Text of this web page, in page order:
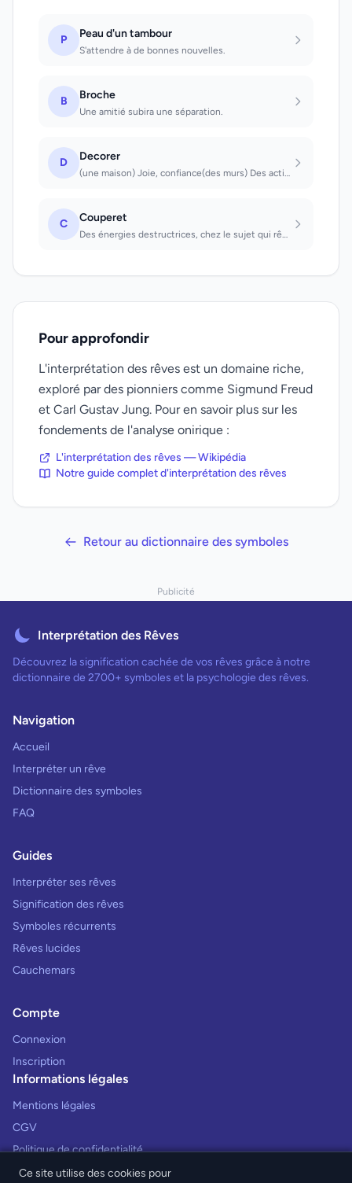
P Peau d'un tambour
S'attendre à de bonnes nouvelles.
B Broche
Une amitié subira une séparation.
D Decorer
(une maison) Joie, confiance(des murs) Des actions accomplies involontairement v...
C Couperet
Des énergies destructrices, chez le sujet qui rêve ou chez des tiers, se fraient...
Pour approfondir
L'interprétation des rêves est un domaine riche,
exploré par des pionniers comme Sigmund Freud
et Carl Gustav Jung. Pour en savoir plus sur les
fondements de l'analyse onirique :
L'interprétation des rêves — Wikipédia
Notre guide complet d'interprétation des rêves
Retour au dictionnaire des symboles
Publicité
Interprétation des Rêves
Découvrez la signification cachée de vos rêves grâce à notre
dictionnaire de 2700+ symboles et la psychologie des rêves.
Navigation
Accueil
Interpréter un rêve
Dictionnaire des symboles
FAQ
Guides
Interpréter ses rêves
Signification des rêves
Symboles récurrents
Rêves lucides
Cauchemars
Compte
Connexion
Inscription
Informations légales
Mentions légales
CGV
Politique de confidentialité
Ce site utilise des cookies pour